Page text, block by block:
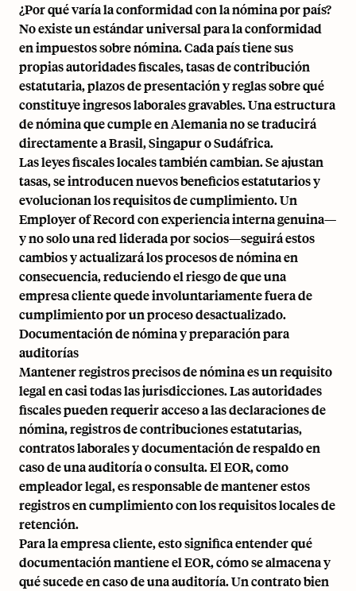
¿Por qué varía la conformidad con la nómina por país?
No existe un estándar universal para la conformidad
en impuestos sobre nómina. Cada país tiene sus
propias autoridades fiscales, tasas de contribución
estatutaria, plazos de presentación y reglas sobre qué
constituye ingresos laborales gravables. Una estructura
de nómina que cumple en Alemania no se traducirá
directamente a Brasil, Singapur o Sudáfrica.
Las leyes fiscales locales también cambian. Se ajustan
tasas, se introducen nuevos beneficios estatutarios y
evolucionan los requisitos de cumplimiento. Un
Employer of Record con experiencia interna genuina—
y no solo una red liderada por socios—seguirá estos
cambios y actualizará los procesos de nómina en
consecuencia, reduciendo el riesgo de que una
empresa cliente quede involuntariamente fuera de
cumplimiento por un proceso desactualizado.
Documentación de nómina y preparación para
auditorías
Mantener registros precisos de nómina es un requisito
legal en casi todas las jurisdicciones. Las autoridades
fiscales pueden requerir acceso a las declaraciones de
nómina, registros de contribuciones estatutarias,
contratos laborales y documentación de respaldo en
caso de una auditoría o consulta. El EOR, como
empleador legal, es responsable de mantener estos
registros en cumplimiento con los requisitos locales de
retención.
Para la empresa cliente, esto significa entender qué
documentación mantiene el EOR, cómo se almacena y
qué sucede en caso de una auditoría. Un contrato bien